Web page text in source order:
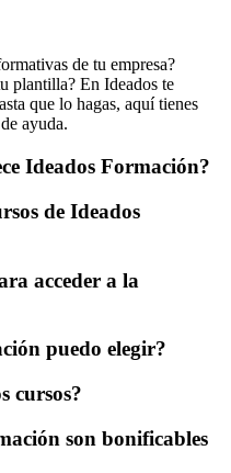
de tu empresa?
plantilla? En Ideados te
que lo hagas, aquí tienes
ayuda.
Ideados Formación?
de Ideados
acceder a la
puedo elegir?
cursos?
son bonificables